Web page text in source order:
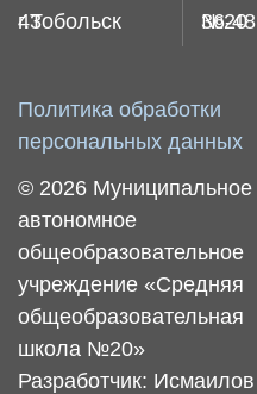
43
г.Тобольск
36-48
№20
Политика обработки
персональных данных
© 2026 Муниципальное
автономное
общеобразовательное
учреждение «Средняя
общеобразовательная
школа №20»
Разработчик: Исмаилов